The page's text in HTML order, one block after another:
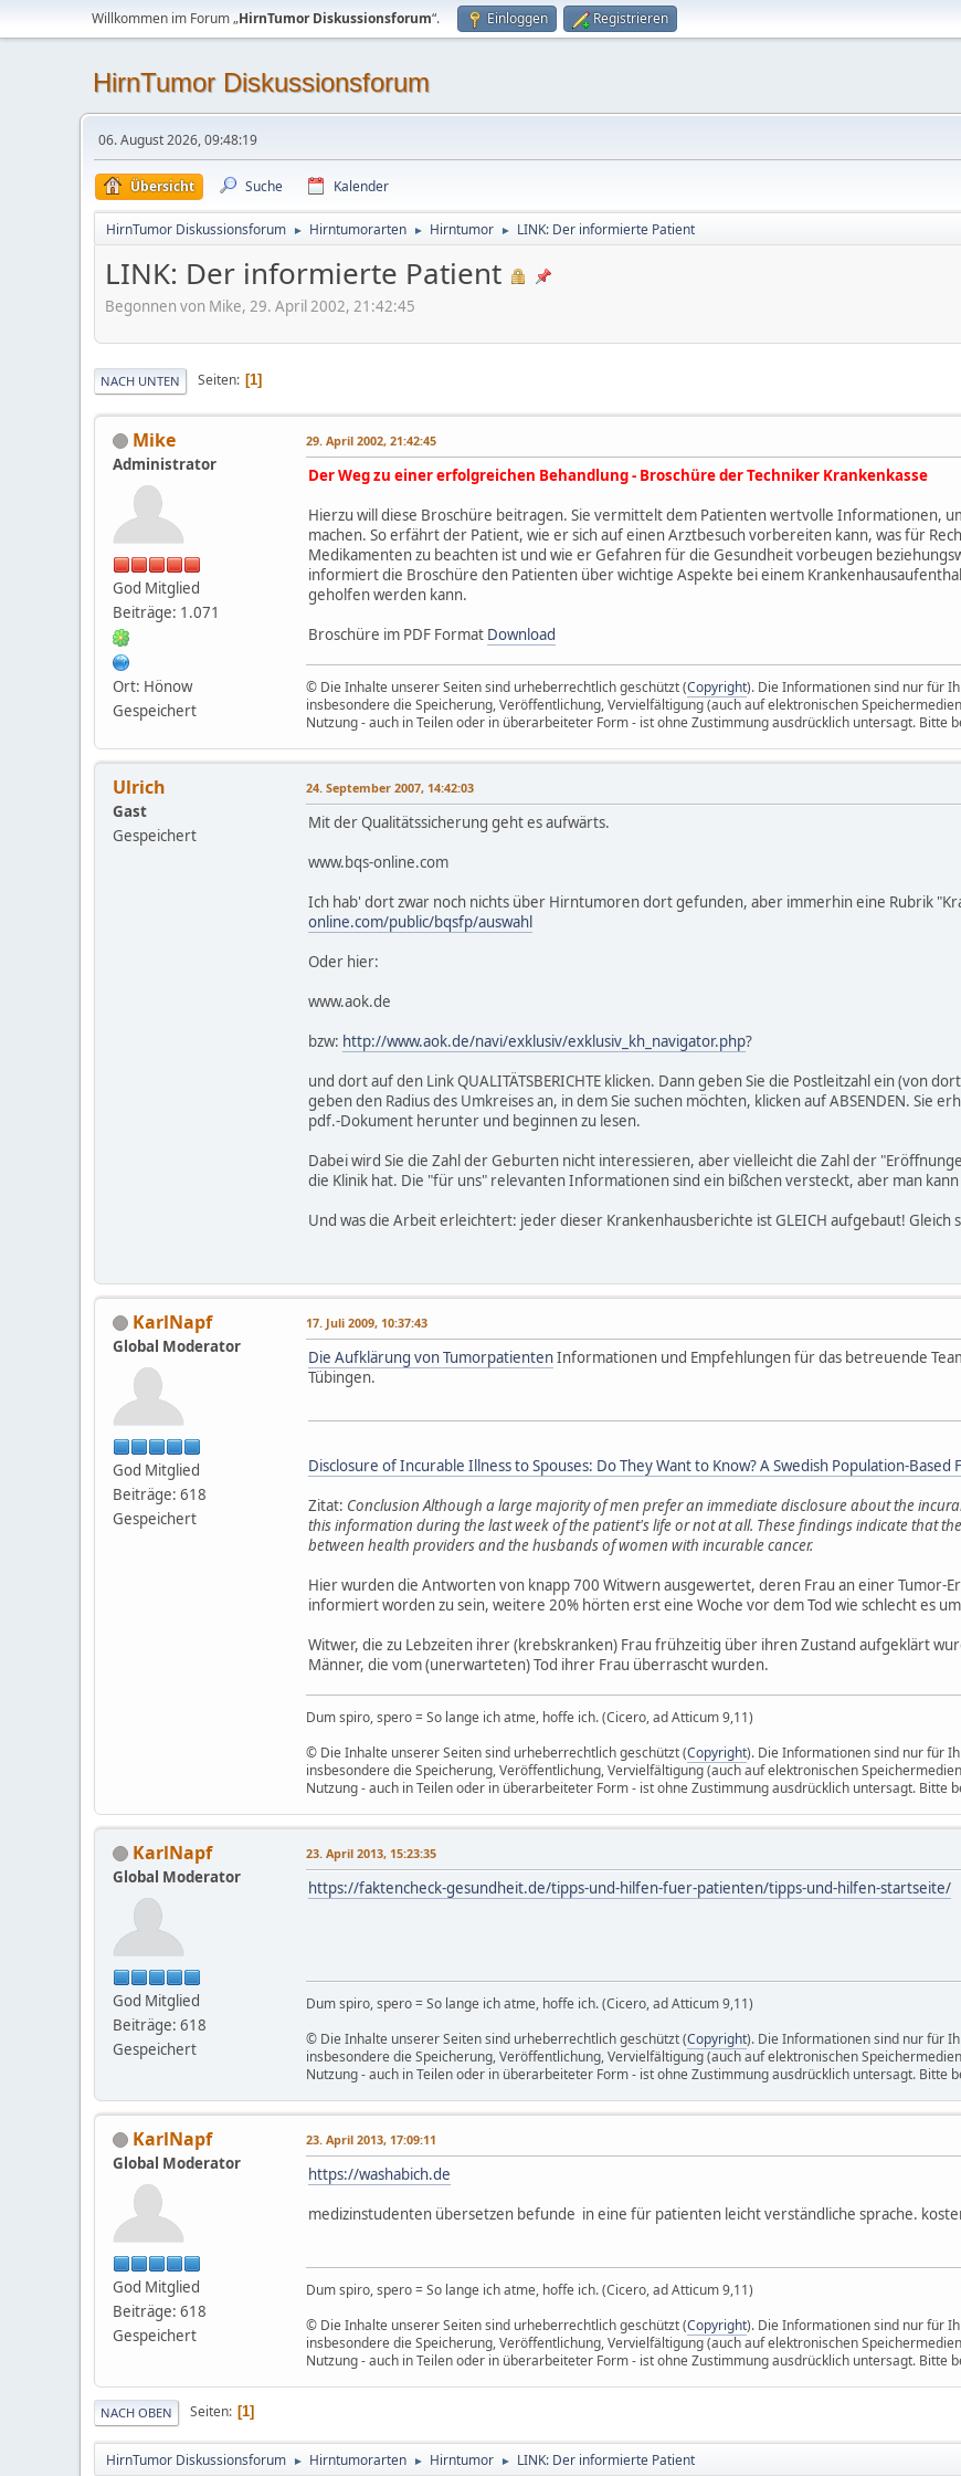
Willkommen im Forum „HirnTumor Diskussionsforum“. Einloggen Registrieren
HirnTumor Diskussionsforum
06. August 2026, 09:48:19
Übersicht Suche Kalender
HirnTumor Diskussionsforum ► Hirntumorarten ► Hirntumor ► LINK: Der informierte Patient
LINK: Der informierte Patient
Begonnen von Mike, 29. April 2002, 21:42:45
NACH UNTEN Seiten 1
Mike
Administrator
God Mitglied
Beiträge: 1.071
Ort: Hönow
Gespeichert
29. April 2002, 21:42:45
Der Weg zu einer erfolgreichen Behandlung - Broschüre der Techniker Krankenkasse
Hierzu will diese Broschüre beitragen. Sie vermittelt dem Patienten wertvolle Informationen,
machen. So erfährt der Patient, wie er sich auf einen Arztbesuch vorbereiten kann, was für
Medikamenten zu beachten ist und wie er Gefahren für die Gesundheit vorbeugen
informiert die Broschüre den Patienten über wichtige Aspekte bei einem
geholfen werden kann.
Broschüre im PDF Format Download
© Die Inhalte unserer Seiten sind urheberrechtlich geschützt (Copyright). Die Informationen sind nur für
insbesondere die Speicherung, Veröffentlichung, Vervielfältigung (auch auf elektronischen
Nutzung - auch in Teilen oder in überarbeiteter Form - ist ohne Zustimmung ausdrücklich untersagt. Bitte
Ulrich
Gast
Gespeichert
24. September 2007, 14:42:03
Mit der Qualitätssicherung geht es aufwärts.
www.bqs-online.com
Ich hab' dort zwar noch nichts über Hirntumoren dort gefunden, aber immerhin eine Rubrik
online.com/public/bqsfp/auswahl
Oder hier:
www.aok.de
bzw: http://www.aok.de/navi/exklusiv/exklusiv_kh_navigator.php?
und dort auf den Link QUALITÄTSBERICHTE klicken. Dann geben Sie die Postleitzahl ein (von
geben den Radius des Umkreises an, in dem Sie suchen möchten, klicken auf ABSENDEN. Sie
pdf.-Dokument herunter und beginnen zu lesen.
Dabei wird Sie die Zahl der Geburten nicht interessieren, aber vielleicht die Zahl der
die Klinik hat. Die "für uns" relevanten Informationen sind ein bißchen versteckt, aber man
Und was die Arbeit erleichtert: jeder dieser Krankenhausberichte ist GLEICH aufgebaut!
KarlNapf
Global Moderator
God Mitglied
Beiträge: 618
Gespeichert
17. Juli 2009, 10:37:43
Die Aufklärung von TumorpatientenInformationen und Empfehlungen für das betreuende
Tübingen.
Disclosure of Incurable Illness to Spouses: Do They Want to Know? A Swedish Population-Based
Zitat: Conclusion Although a large majority of men prefer an immediate disclosure about the
this information during the last week of the patient's life or not at all. These findings indicate that
between health providers and the husbands of women with incurable cancer.
Hier wurden die Antworten von knapp 700 Witwern ausgewertet, deren Frau an einer Tumor-
informiert worden zu sein, weitere 20% hörten erst eine Woche vor dem Tod wie schlecht es
Witwer, die zu Lebzeiten ihrer (krebskranken) Frau frühzeitig über ihren Zustand aufgeklärt
Männer, die vom (unerwarteten) Tod ihrer Frau überrascht wurden.
Dum spiro, spero = So lange ich atme, hoffe ich. (Cicero, ad Atticum 9,11)
© Die Inhalte unserer Seiten sind urheberrechtlich geschützt (Copyright). Die Informationen sind nur für
insbesondere die Speicherung, Veröffentlichung, Vervielfältigung (auch auf elektronischen
Nutzung - auch in Teilen oder in überarbeiteter Form - ist ohne Zustimmung ausdrücklich untersagt. Bitte
KarlNapf
Global Moderator
God Mitglied
Beiträge: 618
Gespeichert
23. April 2013, 15:23:35
https://faktencheck-gesundheit.de/tipps-und-hilfen-fuer-patienten/tipps-und-hilfen-startseite/
Dum spiro, spero = So lange ich atme, hoffe ich. (Cicero, ad Atticum 9,11)
© Die Inhalte unserer Seiten sind urheberrechtlich geschützt (Copyright). Die Informationen sind nur für
insbesondere die Speicherung, Veröffentlichung, Vervielfältigung (auch auf elektronischen
Nutzung - auch in Teilen oder in überarbeiteter Form - ist ohne Zustimmung ausdrücklich untersagt. Bitte
KarlNapf
Global Moderator
God Mitglied
Beiträge: 618
Gespeichert
23. April 2013, 17:09:11
https://washabich.de
medizinstudenten übersetzen befunde in eine für patienten leicht verständliche sprache.
Dum spiro, spero = So lange ich atme, hoffe ich. (Cicero, ad Atticum 9,11)
© Die Inhalte unserer Seiten sind urheberrechtlich geschützt (Copyright). Die Informationen sind nur für
insbesondere die Speicherung, Veröffentlichung, Vervielfältigung (auch auf elektronischen
Nutzung - auch in Teilen oder in überarbeiteter Form - ist ohne Zustimmung ausdrücklich untersagt. Bitte
NACH OBEN Seiten 1
HirnTumor Diskussionsforum ► Hirntumorarten ► Hirntumor ► LINK: Der informierte Patient